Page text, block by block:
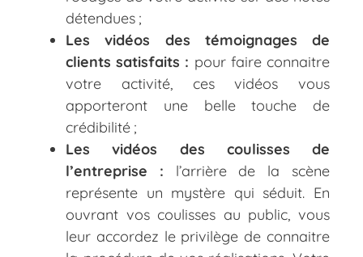
détendues ;
Les vidéos des témoignages de
clients satisfaits : pour faire connaitre
votre activité, ces vidéos vous
apporteront une belle touche de
crédibilité ;
Les vidéos des coulisses de
l’entreprise : l’arrière de la scène
représente un mystère qui séduit. En
ouvrant vos coulisses au public, vous
leur accordez le privilège de connaitre